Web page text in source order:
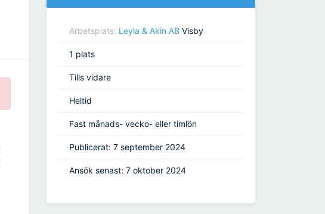
Arbetsplats: Leyla & Akin AB Visby
1 plats
Tills vidare
Heltid
Fast månads- vecko- eller timlön
Publicerat: 7 september 2024
Ansök senast: 7 oktober 2024